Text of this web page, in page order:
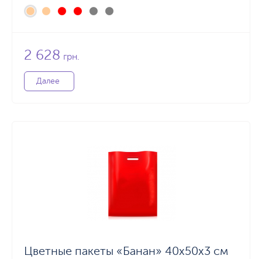
2 628 грн.
Далее
Цветные пакеты «Банан» 40х50х3 см